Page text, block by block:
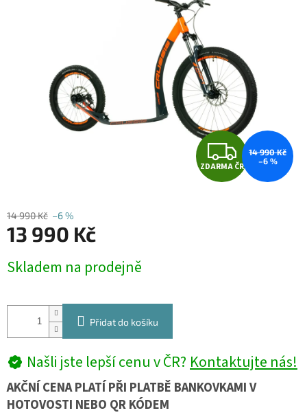
Z
D
ZDARMA ČR
14 990 Kč
–6 %
14 990 Kč –6 %
13 990 Kč
cena:
Skladem na prodejně
Přidat do košíku
Našli jste lepší cenu v ČR?Kontaktujte nás!
AKČNÍ CENA PLATÍ PŘI PLATBĚ BANKOVKAMI V
HOTOVOSTI NEBO QR KÓDEM